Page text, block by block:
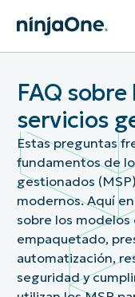
FAQ
servicios
Estas preguntas
fundamentos de
gestionados
modernos. Aquí
sobre los modelos
empaquetado,
automatización,
seguridad y